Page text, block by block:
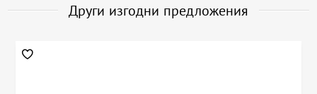
Други изгодни предложения